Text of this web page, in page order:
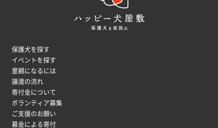
保護犬を探す
イベントを探す
里親になるには
譲渡の流れ
寄付金について
ボランティア募集
ご支援のお願い
募金による寄付